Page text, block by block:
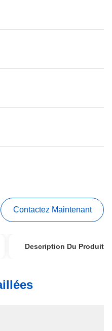
Contactez Maintenant
Description Du Produit